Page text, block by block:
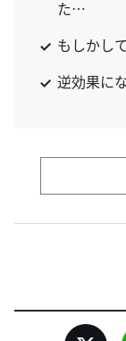
た…
もしかし
逆効果に